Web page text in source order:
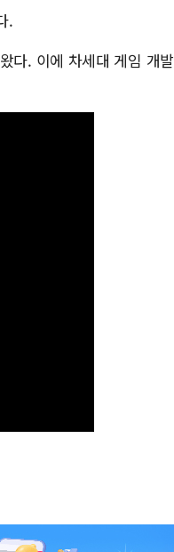
.
다. 이에 차세대 게임 개발